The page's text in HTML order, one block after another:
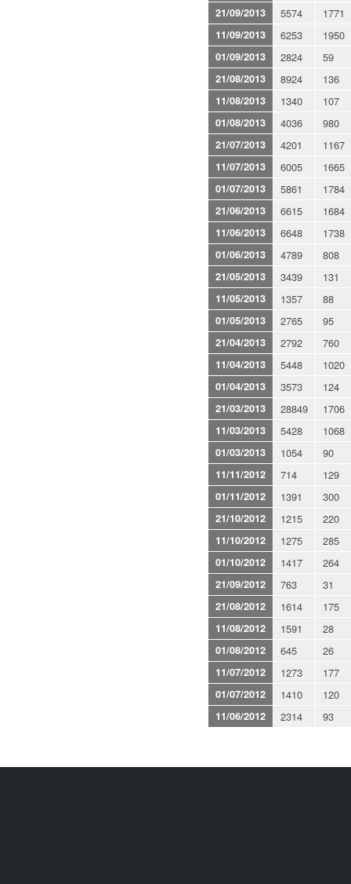
21/09/2013 5574 1771
11/09/2013 6253 1950
01/09/2013 2824 59
21/08/2013 8924 136
11/08/2013 1340 107
01/08/2013 4036 980
21/07/2013 4201 1167
11/07/2013 6005 1665
01/07/2013 5861 1784
21/06/2013 6615 1684
11/06/2013 6648 1738
01/06/2013 4789 808
21/05/2013 3439 131
11/05/2013 1357 88
01/05/2013 2765 95
21/04/2013 2792 760
11/04/2013 5448 1020
01/04/2013 3573 124
21/03/2013 28849 1706
11/03/2013 5428 1068
01/03/2013 1054 90
11/11/2012 714 129
01/11/2012 1391 300
21/10/2012 1215 220
11/10/2012 1275 285
01/10/2012 1417 264
21/09/2012 763 31
21/08/2012 1614 175
11/08/2012 1591 28
01/08/2012 645 26
11/07/2012 1273 177
01/07/2012 1410 120
11/06/2012 2314 93